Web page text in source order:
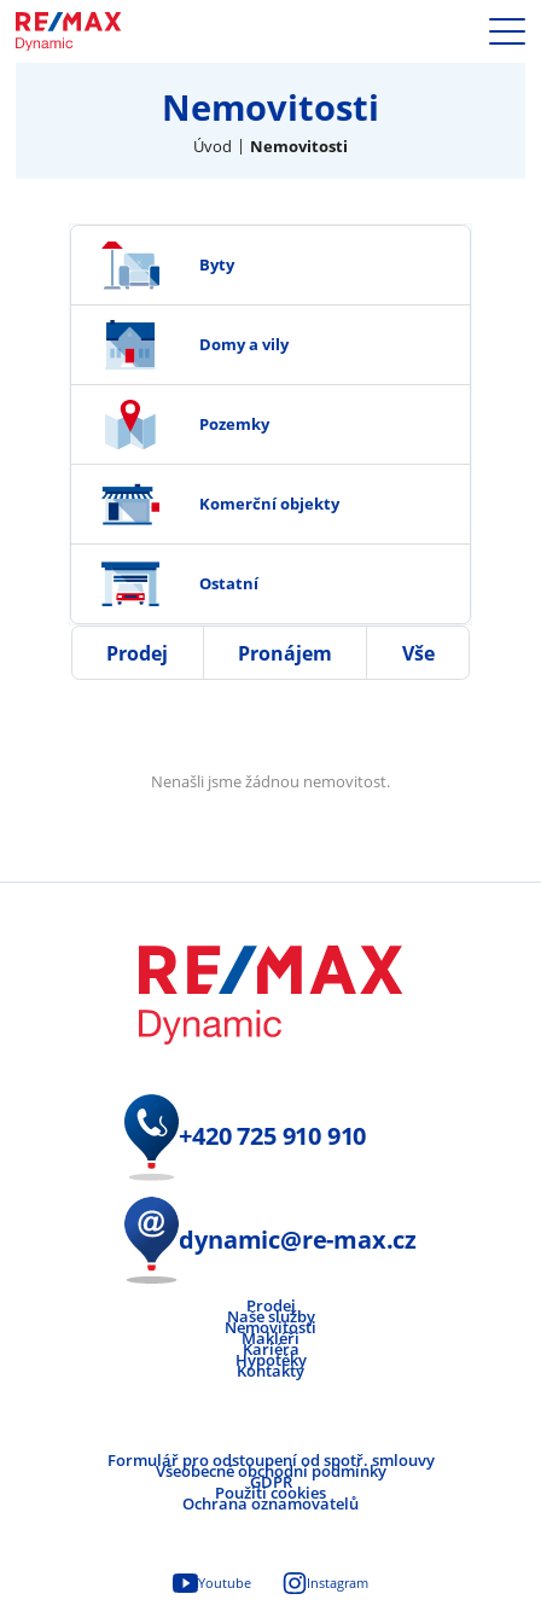
Naše služby
Nemovitosti
Kontakty
Nemovitosti
Úvod Nemovitosti
Byty
Domy a vily
Pozemky
Komerční objekty
Ostatní
Prodej Pronájem Vše
Nenašli jsme žádnou nemovitost.
+420 725 910 910
dynamic@re-max.cz
Prodej
Naše služby
Nemovitosti
Makléři
Kariéra
Hypotéky
Kontakty
Formulář pro odstoupení od spotř. smlouvy
Všeobecné obchodní podmínky
GDPR
Použití cookies
Ochrana oznamovatelů
Youtube Instagram